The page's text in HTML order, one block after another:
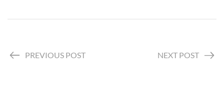
PREVIOUS POST NEXT POST